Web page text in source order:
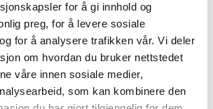
for å gi innhold og
preg, for å levere sosiale
for å analysere trafikken vår. Vi deler
om hvordan du bruker nettstedet
våre innen sosiale medier,
som kan kombinere den
Unisex
Zircon Ullgenser Dame
kr 1 599,00